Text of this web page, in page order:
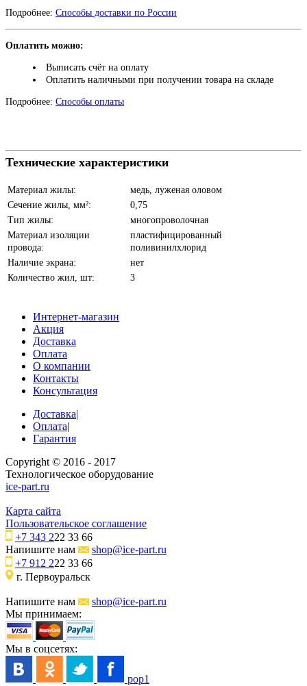
Подробнее: Способы доставки по России
Оплатить можно:
Выписать счёт на оплату
Оплатить наличными при получении товара на складе
Подробнее: Способы оплаты
Технические характеристики
Материал жилы:
медь, луженая оловом
Сечение жилы, мм²:
0,75
Тип жилы:
многопроволочная
Материал изоляции
провода:
пластифицированный
поливинилхлорид
Наличие экрана:
нет
Количество жил, шт:
3
Интернет-магазин
Акция
Доставка
Оплата
О компании
Контакты
Консультация
Доставка|
Оплата|
Гарантия
Copyright © 2016 - 2017
Технологическое оборудование
ice-part.ru
Карта сайта
Пользовательское соглашение
+7 343 222 33 66
Напишите нам
shop@ice-part.ru
+7 912 222 33 66
г. Первоуральск
Напишите нам
shop@ice-part.ru
Мы принимаем:
Мы в соцсетях:
pop1